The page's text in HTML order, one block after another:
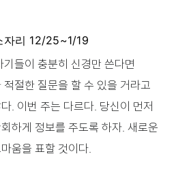
자리 12/25~1/19
들이 충분히 신경만 쓴다면
절한 질문을 할 수 있을 거라고
. 이번 주는 다르다. 당신이 먼저
하게 정보를 주도록 하자. 새로운
움을 표할 것이다.